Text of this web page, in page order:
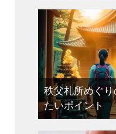
秩父札所めぐ
たいポイント